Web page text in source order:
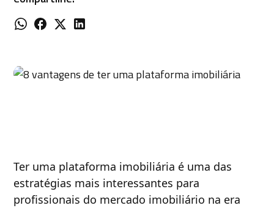
Ter uma plataforma imobiliária é uma das
estratégias mais interessantes para
profissionais do mercado imobiliário na era